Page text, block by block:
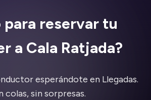
para reservar tu
a Cala Ratjada?
esperándote en Llegadas.
colas, sin sorpresas.